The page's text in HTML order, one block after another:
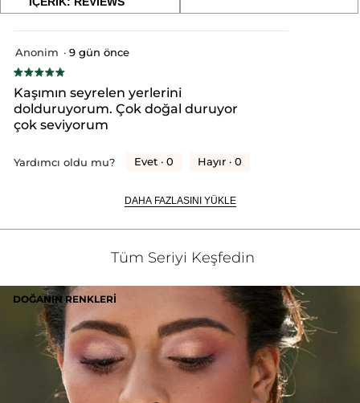
CI 77499 (IRON OXIDES)
* Doğal içerikler
* Diğer içerikler
okuyun:
Kaş
Kalemi
oturum
yeniden
düğmeye
aşağıdaki
içerik
güncellenir
★★★★★
★★★★★
yıldız.
Anonim · 9 gün önce
Kaşımın seyrelen yerlerini
dolduruyorum. Çok doğal duruyor
çok seviyorum
Yardımcı oldu mu? Evet · 0 Hayır · 0
DAHA FAZLASINI YÜKLE
Tüm Seriyi Keşfedin
DOĞANIN RENKLERI